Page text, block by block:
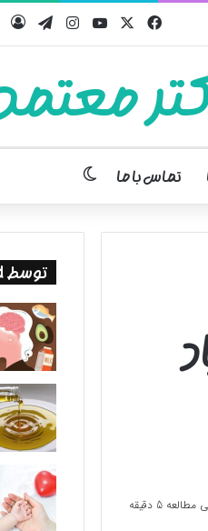
فیسبوکایکسیوتیوباینستاگرام
تلگرام
تماس با ما تغییر پوسته
5 دقیقه
توسط drmotamednejad